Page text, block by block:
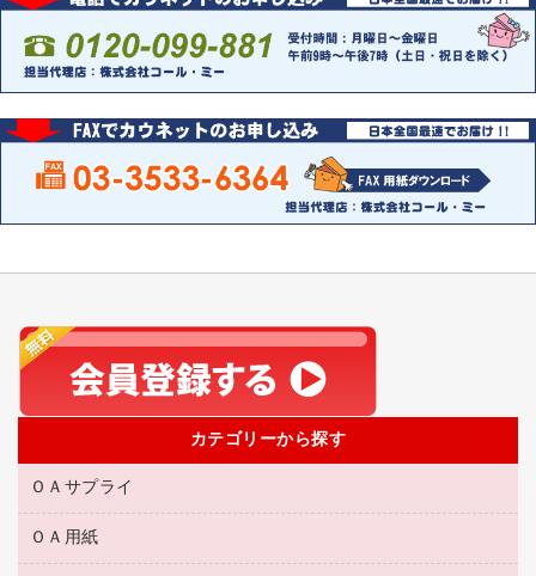
カテゴリーから探す
ＯＡサプライ
互換インクカートリッジ
ＯＡ用紙